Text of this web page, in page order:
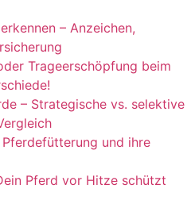
– Anzeichen,
Trageerschöpfung beim
– Strategische vs. selektive
und ihre
Pferd vor Hitze schützt